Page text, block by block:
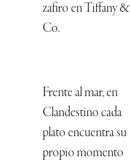
zafiro en Tiffany &
Co.
Frente al mar, en
Clandestino cada
plato encuentra su
propio momento